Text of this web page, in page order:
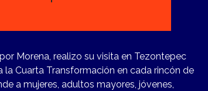
Morena, realizo su visita en Tezontepec
Cuarta Transformación en cada rincón de
a mujeres, adultos mayores, jóvenes,